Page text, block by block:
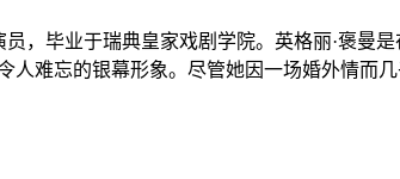
，毕业于瑞典皇家戏剧学院。英格丽·褒曼
人难忘的银幕形象。尽管她因一场婚外情而